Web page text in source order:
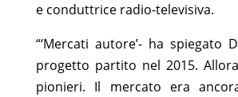
e conduttrice radio-televisiva.
“‘Mercati autore’- ha spiegato
progetto partito nel 2015.
pionieri. Il mercato era